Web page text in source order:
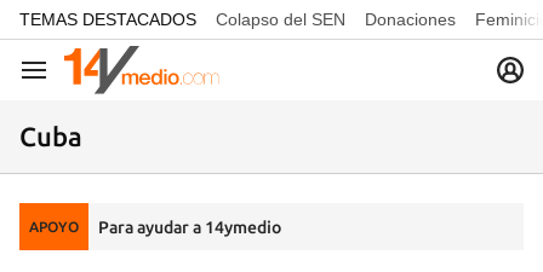
common.go-to-content
TEMAS DESTACADOS Colapso del SEN Donaciones
Navegación
Cuba
APOYO Para ayudar a 14ymedio